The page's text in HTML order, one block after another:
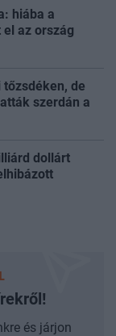
hiába a
az ország
de
szerdán a
dollárt
és járjon